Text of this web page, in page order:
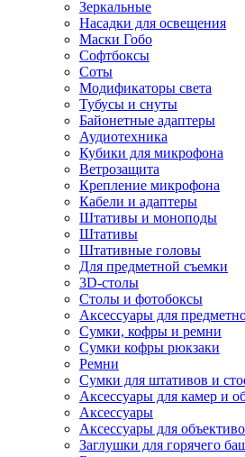
Зеркальные
Насадки для освещения
Маски Гобо
Софтбоксы
Соты
Модификаторы света
Тубусы и снуты
Байонетные адаптеры
Аудиотехника
Кубики для микрофона
Ветрозащита
Крепление микрофона
Кабели и адаптеры
Штативы и моноподы
Штативы
Штативные головы
Для предметной съемки
3D-столы
Столы и фотобоксы
Аксессуары для
Сумки, кофры и ремни
Сумки кофры рюкзаки
Ремни
Сумки для штативов и
Аксессуары для камер и
Аксессуары
Аксессуары для
Заглушки для горячего